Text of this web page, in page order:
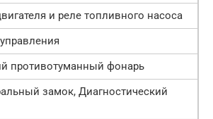
и реле топливного насоса
противотуманный фонарь
замок, Диагностический